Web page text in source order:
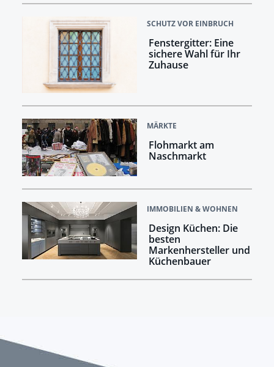
SCHUTZ VOR EINBRUCH
Fenstergitter: Eine
sichere Wahl für Ihr
Zuhause
MÄRKTE
Flohmarkt am
Naschmarkt
IMMOBILIEN & WOHNEN
Design Küchen: Die
besten
Markenhersteller und
Küchenbauer